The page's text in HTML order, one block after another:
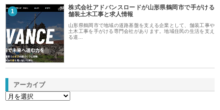
1
株式会社アドバンスロードが山形県鶴岡市で手がける
舗装土木工事と求人情報
山形県鶴岡市で地域の道路基盤を支える企業として、舗装工事や
土木工事を手がける専門会社があります。地域住民の生活を支え
る道…
アーカイブ